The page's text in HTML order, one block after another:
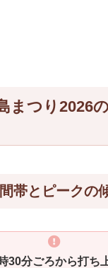
まつり2026
帯とピークの
30分ごろから打ち